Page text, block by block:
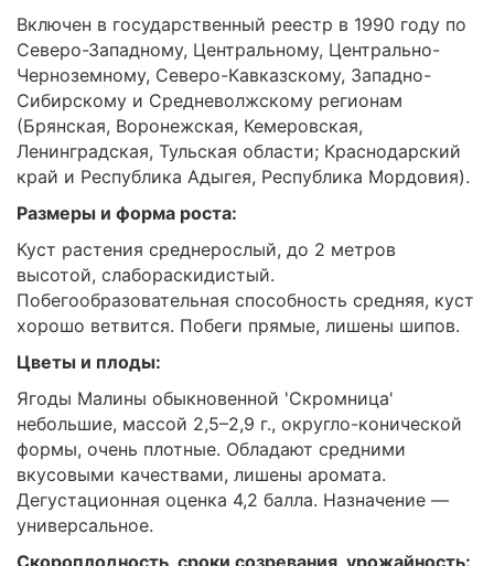
Включен в государственный реестр в 1990 году по
Северо-Западному, Центральному, Центрально-
Черноземному, Северо-Кавказскому, Западно-
Сибирскому и Средневолжскому регионам
(Брянская, Воронежская, Кемеровская,
Ленинградская, Тульская области; Краснодарский
край и Республика Адыгея, Республика Мордовия).
Размеры и форма роста:
Куст растения среднерослый, до 2 метров
высотой, слабораскидистый.
Побегообразовательная способность средняя, куст
хорошо ветвится. Побеги прямые, лишены шипов.
Цветы и плоды:
Ягоды Малины обыкновенной 'Скромница'
небольшие, массой 2,5–2,9 г., округло-конической
формы, очень плотные. Обладают средними
вкусовыми качествами, лишены аромата.
Дегустационная оценка 4,2 балла. Назначение —
универсальное.
Скороплодность, сроки созревания, урожайность: